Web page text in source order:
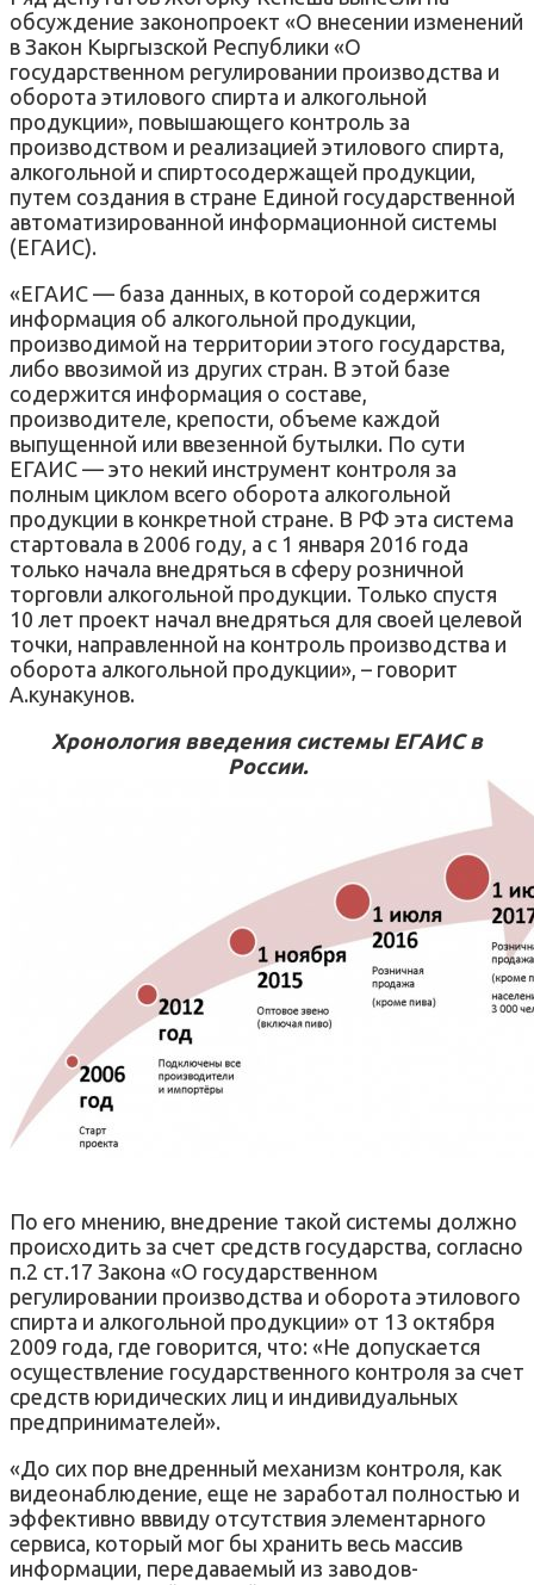
обсуждение законопроект «О внесении изменений
в Закон Кыргызской Республики «О
государственном регулировании производства и
оборота этилового спирта и алкогольной
продукции», повышающего контроль за
производством и реализацией этилового спирта,
алкогольной и спиртосодержащей продукции,
путем создания в стране Единой государственной
автоматизированной информационной системы
(ЕГАИС).
«ЕГАИС — база данных, в которой содержится
информация об алкогольной продукции,
производимой на территории этого государства,
либо ввозимой из других стран. В этой базе
содержится информация о составе,
производителе, крепости, объеме каждой
выпущенной или ввезенной бутылки. По сути
ЕГАИС — это некий инструмент контроля за
полным циклом всего оборота алкогольной
продукции в конкретной стране. В РФ эта система
стартовала в 2006 году, а с 1 января 2016 года
только начала внедряться в сферу розничной
торговли алкогольной продукции. Только спустя
10 лет проект начал внедряться для своей целевой
точки, направленной на контроль производства и
оборота алкогольной продукции», – говорит
А.кунакунов.
Хронология введения системы ЕГАИС в
России.
По его мнению, внедрение такой системы должно
происходить за счет средств государства, согласно
п.2 ст.17 Закона «О государственном
регулировании производства и оборота этилового
спирта и алкогольной продукции» от 13 октября
2009 года, где говорится, что: «Не допускается
осуществление государственного контроля за счет
средств юридических лиц и индивидуальных
предпринимателей».
«До сих пор внедренный механизм контроля, как
видеонаблюдение, еще не заработал полностью и
эффективно вввиду отсутствия элементарного
сервиса, который мог бы хранить весь массив
информации, передаваемый из заводов-